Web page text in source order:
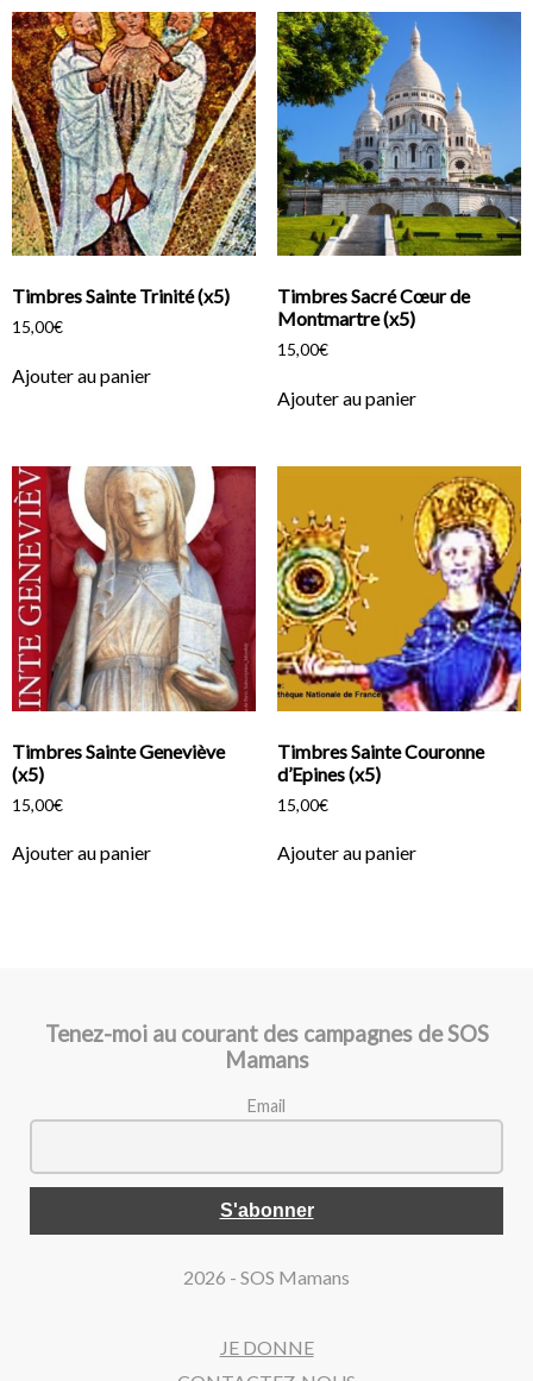
Timbres Sainte Trinité (x5)
15,00€
Ajouter au panier
Timbres Sacré Cœur de
Montmartre (x5)
15,00€
Ajouter au panier
Timbres Sainte Geneviève
(x5)
15,00€
Ajouter au panier
Timbres Sainte Couronne
d’Epines (x5)
15,00€
Ajouter au panier
Tenez-moi au courant des campagnes de SOS
Mamans
Email
2026 - SOS Mamans
JE DONNE